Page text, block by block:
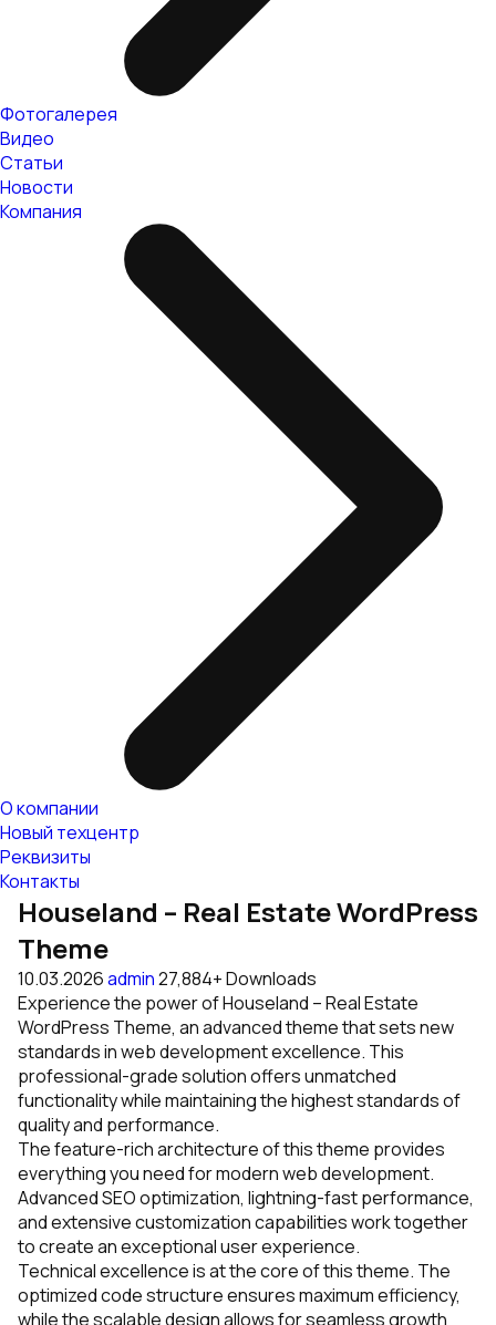
Фотогалерея
Видео
Статьи
Новости
Компания
О компании
Новый техцентр
Реквизиты
Контакты
Houseland – Real Estate WordPress
Theme
10.03.2026admin27,884+ Downloads
Experience the power of Houseland – Real Estate
WordPress Theme, an advanced theme that sets new
standards in web development excellence. This
professional-grade solution offers unmatched
functionality while maintaining the highest standards of
quality and performance.
The feature-rich architecture of this theme provides
everything you need for modern web development.
Advanced SEO optimization, lightning-fast performance,
and extensive customization capabilities work together
to create an exceptional user experience.
Technical excellence is at the core of this theme. The
optimized code structure ensures maximum efficiency,
while the scalable design allows for seamless growth